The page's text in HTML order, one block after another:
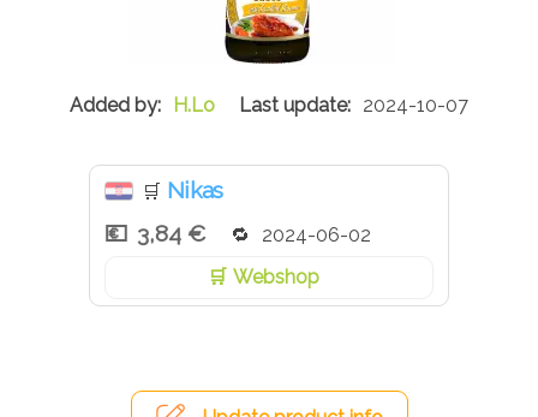
H.Lo 2024-10-07
🛒 Nikas
3,84 €
2024-06-02
Webshop